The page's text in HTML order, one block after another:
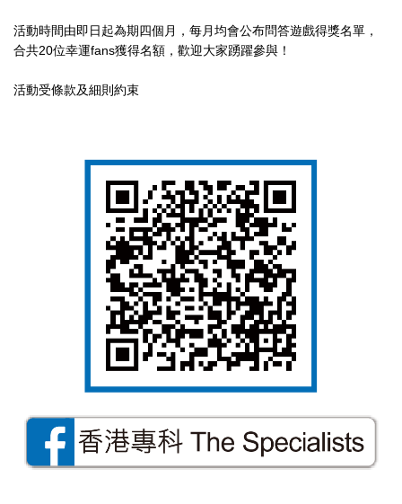
活動時間由即日起為期四個月，每月均會公布問答遊戲得獎名單，
合共20位幸運fans獲得名額，歡迎大家踴躍參與！
活動受條款及細則約束